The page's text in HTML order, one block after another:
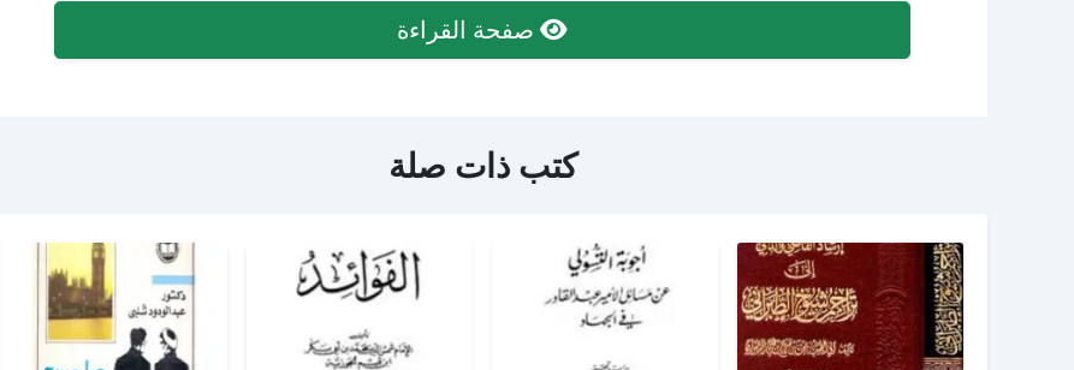
صفحة القراءة
كتب ذات صلة